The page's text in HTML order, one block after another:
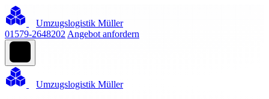
Umzugslogistik Müller
01579-2648202 Angebot anfordern
Umzugslogistik Müller